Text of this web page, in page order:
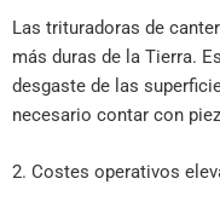
Las trituradoras de
más duras de la Tierra.
desgaste de las
necesario contar con
2. Costes operativos